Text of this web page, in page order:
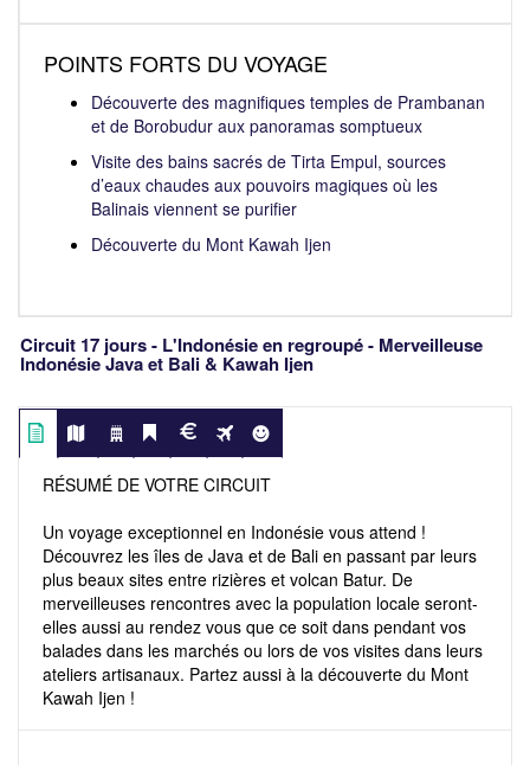
POINTS FORTS DU VOYAGE
Découverte des magnifiques temples de Prambanan
et de Borobudur aux panoramas somptueux
Visite des bains sacrés de Tirta Empul, sources
d’eaux chaudes aux pouvoirs magiques où les
Balinais viennent se purifier
Découverte du Mont Kawah Ijen
Circuit 17 jours - L'Indonésie en regroupé - Merveilleuse
Indonésie Java et Bali & Kawah Ijen
RÉSUMÉ DE VOTRE CIRCUIT
Un voyage exceptionnel en Indonésie vous attend !
Découvrez les îles de Java et de Bali en passant par leurs
plus beaux sites entre rizières et volcan Batur. De
merveilleuses rencontres avec la population locale seront-
elles aussi au rendez vous que ce soit dans pendant vos
balades dans les marchés ou lors de vos visites dans leurs
ateliers artisanaux. Partez aussi à la découverte du Mont
Kawah Ijen !